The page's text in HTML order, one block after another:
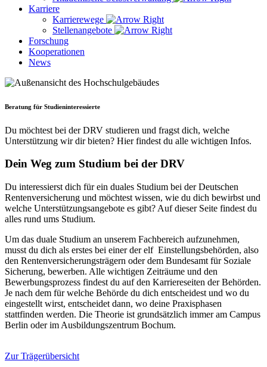
Karriere
Karrierewege
Stellenangebote
Forschung
Kooperationen
News
Beratung für Studien­interes­sier­te
Du möchtest bei der DRV studieren und fragst dich, welche
Unterstützung wir dir bieten? Hier findest du alle wichtigen Infos.
Dein Weg zum Studium bei der DRV
Du interessierst dich für ein duales Studium bei der Deutschen
Rentenversicherung und möchtest wissen, wie du dich bewirbst und
welche Unterstützungsangebote es gibt? Auf dieser Seite findest du
alles rund ums Studium.
Um das duale Studium an unserem Fachbereich aufzunehmen,
musst du dich als erstes bei einer der elf Einstellungsbehörden, also
den Rentenversicherungsträgern oder dem Bundesamt für Soziale
Sicherung, bewerben. Alle wichtigen Zeiträume und den
Bewerbungsprozess findest du auf den Karriereseiten der Behörden.
Je nach dem für welche Behörde du dich entscheidest und wo du
eingestellt wirst, entscheidet dann, wo deine Praxisphasen
stattfinden werden. Die Theorie ist grundsätzlich immer am Campus
Berlin oder im Ausbildungszentrum Bochum.
Zur Trägerübersicht